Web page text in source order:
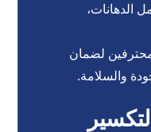
الدهانات،
لضمان
والسلامة.